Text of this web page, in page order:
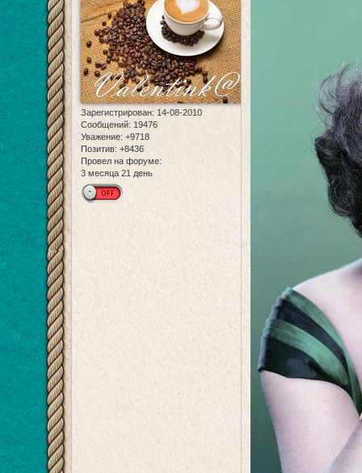
Зарегистрирован: 14-08-2010
Сообщений: 19476
Уважение: +9718
Позитив: +8436
Провел на форуме:
3 месяца 21 день